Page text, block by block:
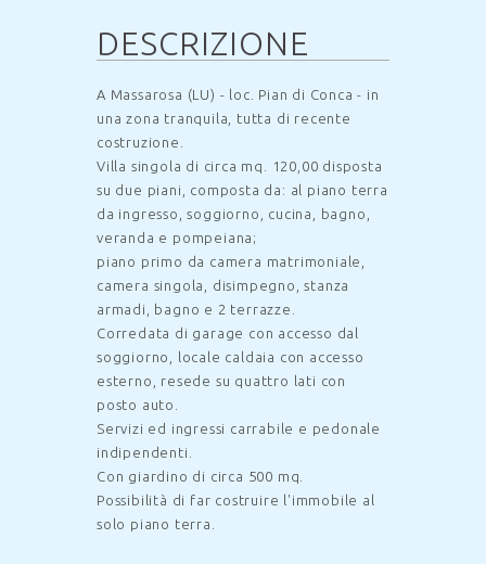
DESCRIZIONE
A Massarosa (LU) - loc. Pian di Conca - in
una zona tranquila, tutta di recente
costruzione.
Villa singola di circa mq. 120,00 disposta
su due piani, composta da: al piano terra
da ingresso, soggiorno, cucina, bagno,
veranda e pompeiana;
piano primo da camera matrimoniale,
camera singola, disimpegno, stanza
armadi, bagno e 2 terrazze.
Corredata di garage con accesso dal
soggiorno, locale caldaia con accesso
esterno, resede su quattro lati con
posto auto.
Servizi ed ingressi carrabile e pedonale
indipendenti.
Con giardino di circa 500 mq.
Possibilità di far costruire l'immobile al
solo piano terra.